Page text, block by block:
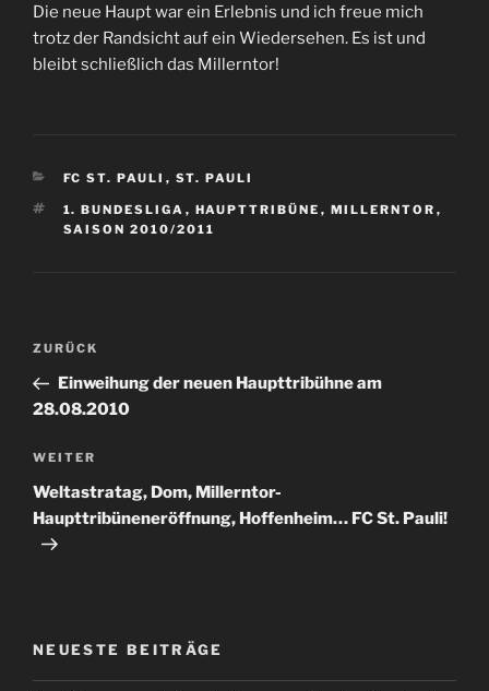
Die neue Haupt war ein Erlebnis und ich freue mich
trotz der Randsicht auf ein Wiedersehen. Es ist und
bleibt schließlich das Millerntor!
KATEGORIEN
FC ST. PAULI , ST. PAULI
SCHLAGWÖRTER
1. BUNDESLIGA , HAUPTTRIBÜNE , MILLERNTOR ,
SAISON 2010/2011
Beitragsnavigation
Vorheriger
Beitrag
ZURÜCK
Einweihung der neuen Haupttribühne am
28.08.2010
Nächster
Beitrag
WEITER
Weltastratag, Dom, Millerntor-
Haupttribüneneröffnung, Hoffenheim… FC St. Pauli!
NEUESTE BEITRÄGE